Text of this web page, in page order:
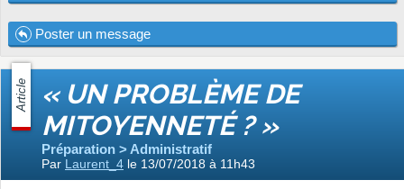
Poster un message
Article « UN PROBLÈME DE
MITOYENNETÉ ? »
Préparation > Administratif
Par Laurent_4 le 13/07/2018 à 11h43